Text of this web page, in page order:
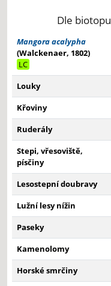
Dle biotopu
Mangora acalypha
(Walckenaer, 1802)
LC
Louky
Křoviny
Ruderály
Stepi, vřesoviště,
písčiny
Lesostepní doubravy
Lužní lesy nížin
Paseky
Kamenolomy
Horské smrčiny